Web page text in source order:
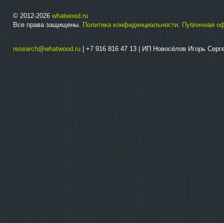
© 2012-2026 whatwood.ru
Все права защищены. Политика конфиденциальности. Публичная
research@whatwood.ru | +7 916 816 47 13 | ИП Новосёлов Игорь